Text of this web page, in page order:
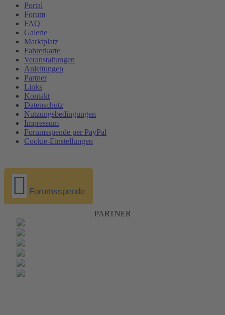
Portal
Forum
FAQ
Galerie
Marktplatz
Fahrerkarte
Veranstaltungen
Anleitungen
Partner
Links
Kontakt
Datenschutz
Nutzungsbedingungen
Impressum
Forumsspende per PayPal
Cookie-Einstellungen
Forumsspende
PARTNER